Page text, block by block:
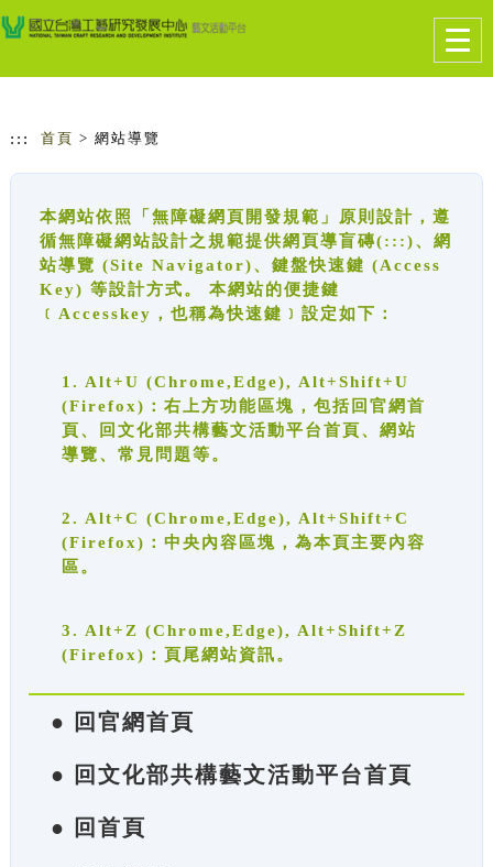
跳到主要內容
網站導覽
::: 首頁 > 網站導覽
本網站依照「無障礙網頁開發規範」原則設計，遵
循無障礙網站設計之規範提供網頁導盲磚(:::)、網
站導覽 (Site Navigator)、鍵盤快速鍵 (Access
Key) 等設計方式。 本網站的便捷鍵
﹝Accesskey，也稱為快速鍵﹞設定如下：
1. Alt+U (Chrome,Edge), Alt+Shift+U
(Firefox)：右上方功能區塊，包括回官網首
頁、回文化部共構藝文活動平台首頁、網站
導覽、常見問題等。
2. Alt+C (Chrome,Edge), Alt+Shift+C
(Firefox)：中央內容區塊，為本頁主要內容
區。
3. Alt+Z (Chrome,Edge), Alt+Shift+Z
(Firefox)：頁尾網站資訊。
● 回官網首頁
● 回文化部共構藝文活動平台首頁
● 回首頁